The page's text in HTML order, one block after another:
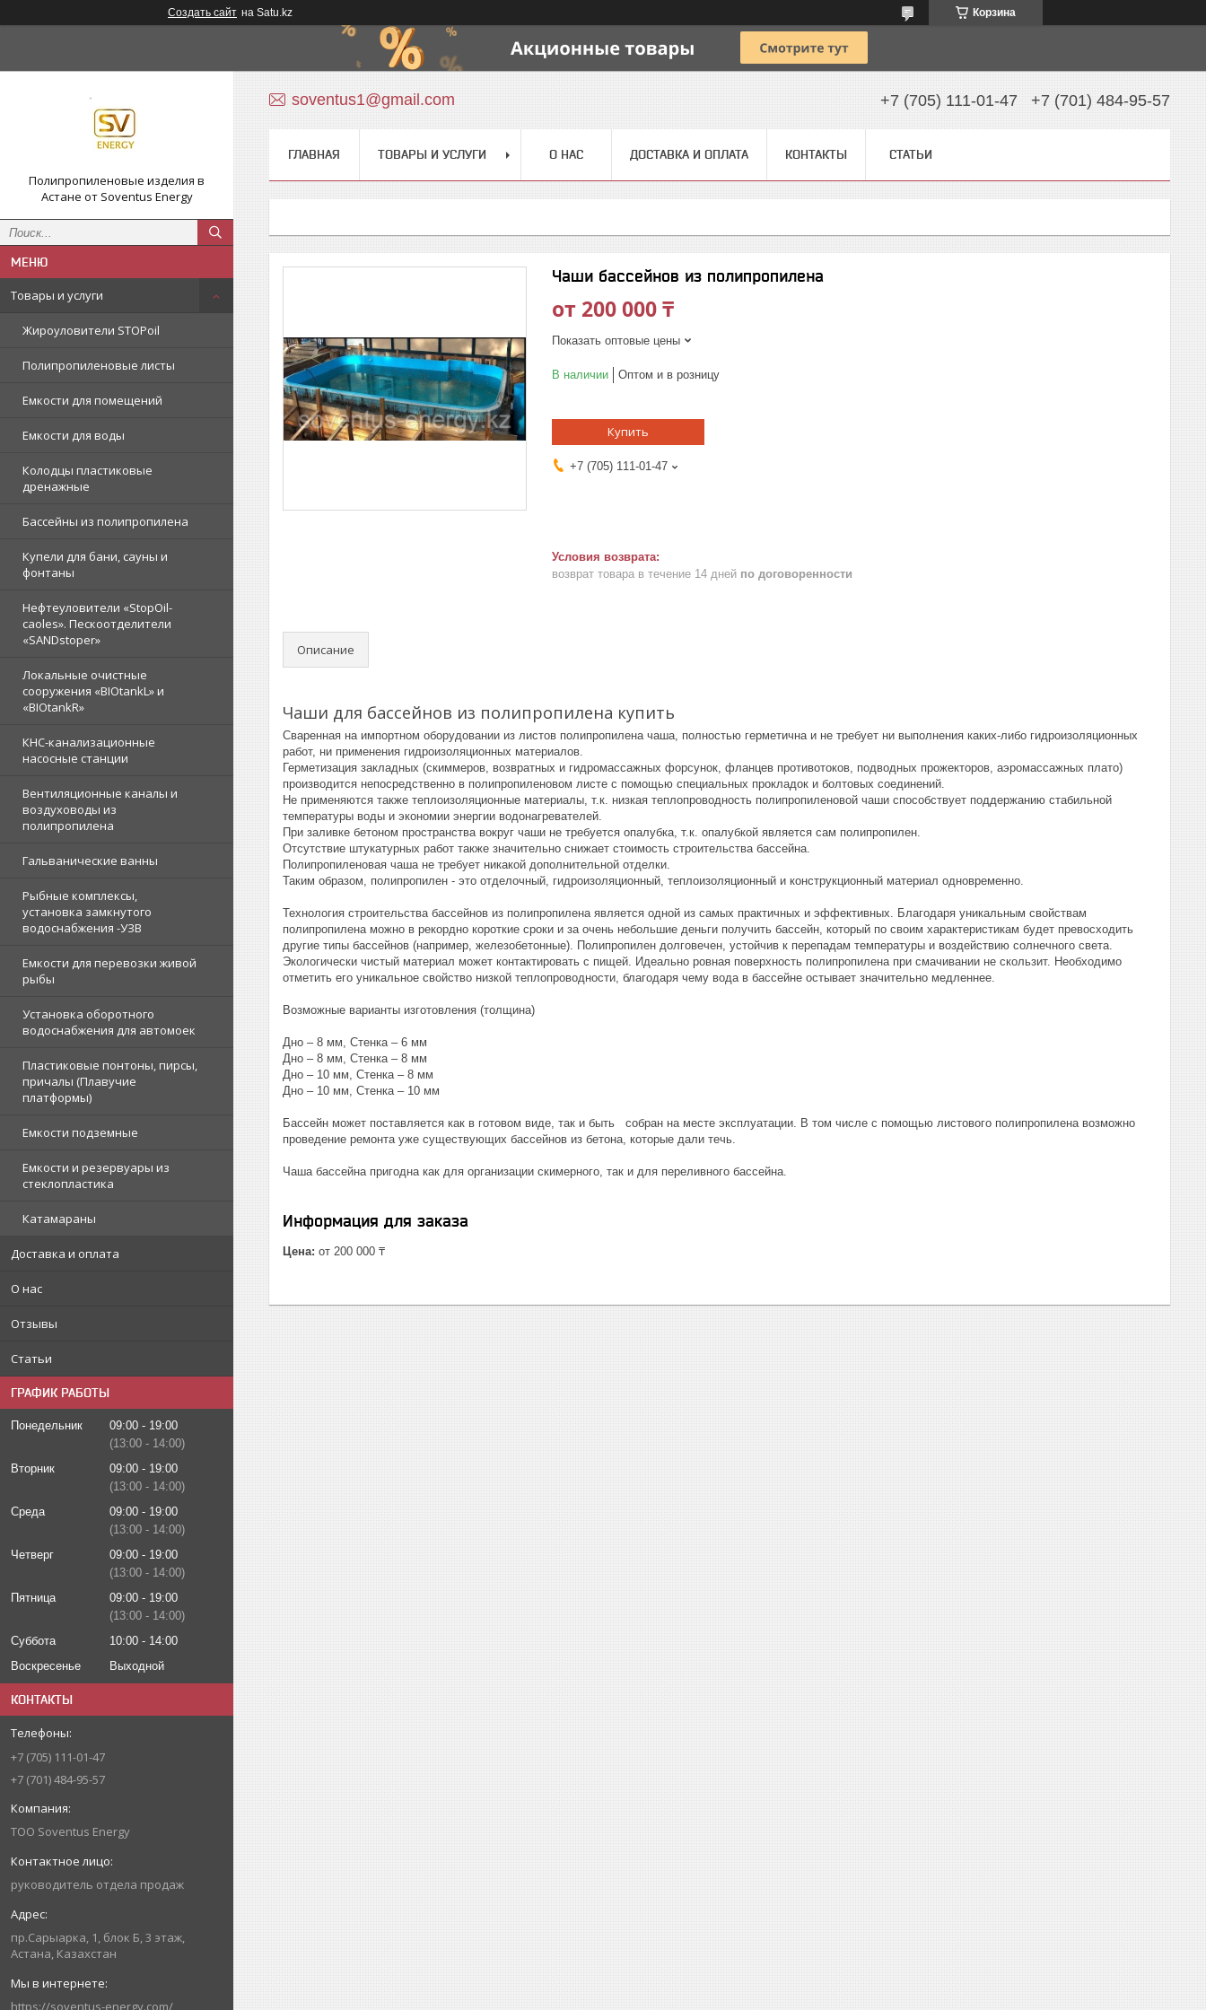
Создать сайт на Satu.kz Корзина
Полипропиленовые изделия в
Астане от Soventus Energy
Товары и услуги
Жироуловители STOPoil
Полипропиленовые листы
Емкости для помещений
Емкости для воды
Колодцы пластиковые
дренажные
Бассейны из полипропилена
Купели для бани, сауны и
фонтаны
Нефтеуловители «StopOil-
caoles». Пескоотделители
«SANDstoper»
Локальные очистные
сооружения «BIOtankL» и
«BIOtankR»
КНС-канализационные
насосные станции
Вентиляционные каналы и
воздуховоды из
полипропилена
Гальванические ванны
Рыбные комплексы,
установка замкнутого
водоснабжения -УЗВ
Емкости для перевозки живой
рыбы
Установка оборотного
водоснабжения для автомоек
Пластиковые понтоны, пирсы,
причалы (Плавучие
платформы)
Емкости подземные
Емкости и резервуары из
стеклопластика
Катамараны
Доставка и оплата
О нас
Отзывы
Статьи
ГРАФИК РАБОТЫ
Понедельник 09:00
19:00
13:00
14:00
Вторник
09:00
19:00
13:00
14:00
Среда
09:00
19:00
13:00
14:00
Четверг
09:00
19:00
13:00
14:00
Пятница
09:00
19:00
13:00
14:00
Суббота
10:00
14:00
Воскресенье
Выходной
КОНТАКТЫ
+7 (705) 111-01-47
+7 (701) 484-95-57
ТОО Soventus Energy
руководитель отдела продаж
пр.Сарыарка, 1, блок Б, 3 этаж,
Астана, Казахстан
https://soventus-energy.com/
soventus1@gmail.com +7 (705) 111-01-47 +7 (701) 484-95-57
ГЛАВНАЯ ТОВАРЫ И УСЛУГИ О НАС ДОСТАВКА И ОПЛАТА КОНТАКТЫ СТАТЬИ
Чаши бассейнов из полипропилена
от 200 000 ₸
Показать оптовые цены
В наличии Оптом и в розницу
Купить
+7 (705) 111-01-47
возврат товара в течение 14 дней по договоренности
Описание
Чаши для бассейнов из полипропилена купить
Сваренная на импортном оборудовании из листов полипропилена чаша, полностью герметична и не требует ни выполнения каких-либо гидроизоляционных
работ, ни применения гидроизоляционных материалов.
Герметизация закладных (скиммеров, возвратных и гидромассажных форсунок, фланцев противотоков, подводных прожекторов, аэромассажных плато)
производится непосредственно в полипропиленовом листе с помощью специальных прокладок и болтовых соединений.
Не применяются также теплоизоляционные материалы, т.к. низкая теплопроводность полипропиленовой чаши способствует поддержанию стабильной
температуры воды и экономии энергии водонагревателей.
При заливке бетоном пространства вокруг чаши не требуется опалубка, т.к. опалубкой является сам полипропилен.
Отсутствие штукатурных работ также значительно снижает стоимость строительства бассейна.
Полипропиленовая чаша не требует никакой дополнительной отделки.
Таким образом, полипропилен - это отделочный, гидроизоляционный, теплоизоляционный и конструкционный материал одновременно.
Технология строительства бассейнов из полипропилена является одной из самых практичных и эффективных. Благодаря уникальным свойствам
полипропилена можно в рекордно короткие сроки и за очень небольшие деньги получить бассейн, который по своим характеристикам будет превосходить
другие типы бассейнов (например, железобетонные). Полипропилен долговечен, устойчив к перепадам температуры и воздействию солнечного света.
Экологически чистый материал может контактировать с пищей. Идеально ровная поверхность полипропилена при смачивании не скользит. Необходимо
отметить его уникальное свойство низкой теплопроводности, благодаря чему вода в бассейне остывает значительно медленнее.
Возможные варианты изготовления (толщина)
Дно – 8 мм, Стенка – 6 мм
Дно – 8 мм, Стенка – 8 мм
Дно – 10 мм, Стенка – 8 мм
Дно – 10 мм, Стенка – 10 мм
Бассейн может поставляется как в готовом виде, так и быть собран на месте эксплуатации. В том числе с помощью листового полипропилена возможно
проведение ремонта уже существующих бассейнов из бетона, которые дали течь.
Чаша бассейна пригодна как для организации скимерного, так и для переливного бассейна.
Информация для заказа
Цена: от 200 000 ₸